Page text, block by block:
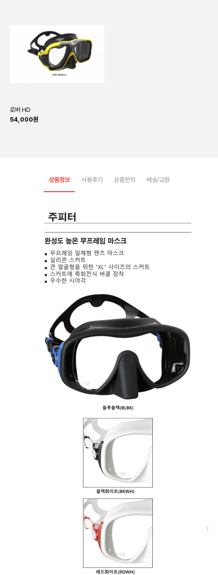
로버 HD
54,000원
상품정보 사용후기 상품문의 배송/교환